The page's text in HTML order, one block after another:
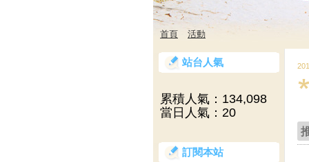
首頁 活動
站台人氣
累積人氣： 134,098
當日人氣： 20
訂閱本站